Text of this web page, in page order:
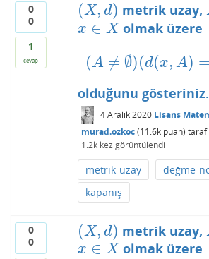
0
0
1
cevap
(X, d)
(X,d) metrik uzay,
x ∈ X
x∈X olmak üzere
(A ≠ ∅)(d(x, A) =
(A≠∅)(d(x,A)=0)
olduğunu gösteriniz.
4 Aralık 2020 Lisans
murad.ozkoc (11.6kpuan)
1.2kkez görüntülendi
metrik-uzay
değme-
kapanış
0
0
(X, d)
(X,d) metrik uzay,
x ∈ X
x∈X olmak üzere